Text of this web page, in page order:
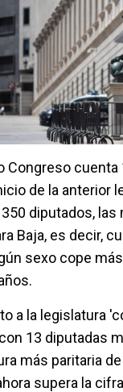
Congreso
de la anterior
diputados, las
Baja, es decir,
sexo cope
a la legislatura
13 diputadas
más paritaria
supera la